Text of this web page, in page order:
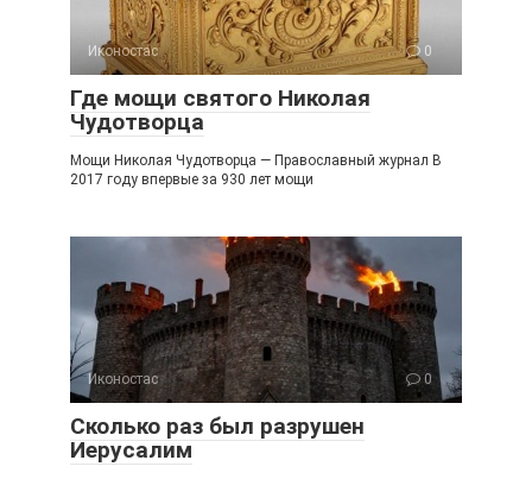
Иконостас 0
Где мощи святого Николая
Чудотворца
Мощи Николая Чудотворца — Православный журнал В
2017 году впервые за 930 лет мощи
Иконостас 0
Сколько раз был разрушен
Иерусалим